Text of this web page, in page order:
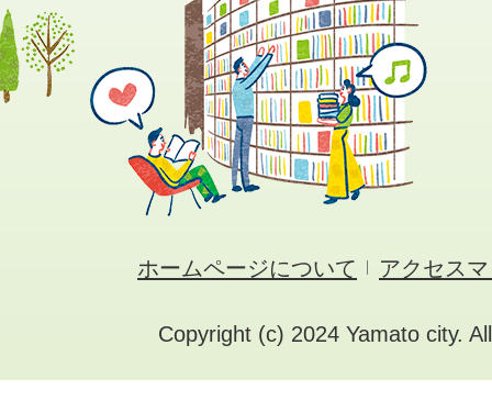
ホームページについて アクセス
Copyright (c) 2024 Yamato city.